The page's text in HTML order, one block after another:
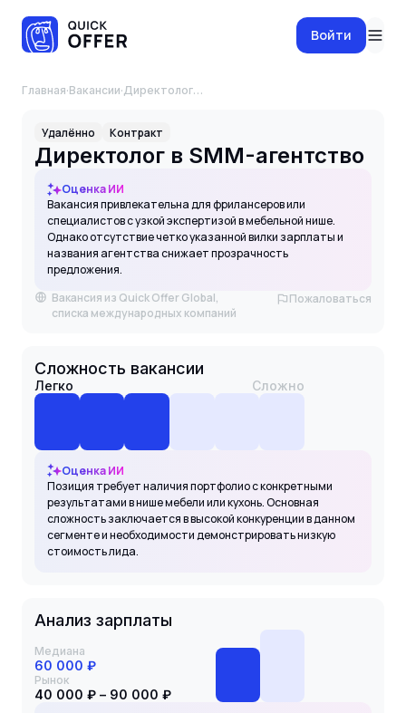
Войти
Главная·Вакансии· Директолог в SMM-агентство
Удалённо Контракт
Директолог в SMM-агентство
Оценка ИИ
Вакансия привлекательна для фрилансеров или
специалистов с узкой экспертизой в мебельной нише.
Однако отсутствие четко указанной вилки зарплаты и
названия агентства снижает прозрачность
предложения.
Вакансия из Quick Offer Global,
списка международных компаний
Пожаловаться
Сложность вакансии
Легко Сложно
Оценка ИИ
Позиция требует наличия портфолио с конкретными
результатами в нише мебели или кухонь. Основная
сложность заключается в высокой конкуренции в данном
сегменте и необходимости демонстрировать низкую
стоимость лида.
Анализ зарплаты
Медиана
60 000 ₽
Рынок
40 000 ₽ – 90 000 ₽